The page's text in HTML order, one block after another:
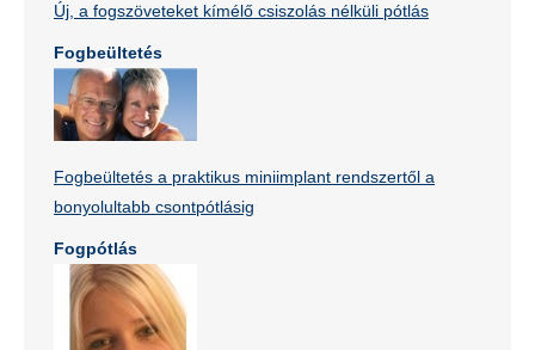
Új, a fogszöveteket kímélő csiszolás nélküli pótlás
Fogbeültetés
Fogbeültetés a praktikus miniimplant rendszertől a
bonyolultabb csontpótlásig
Fogpótlás